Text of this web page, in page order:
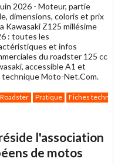
ami
2026 - Moteur, partie
dimensions, coloris et prix
Kawasaki Z125 millésime
: toutes les
et infos
du roadster 125 cc
accessible A1 et
technique Moto-Net.Com.
Roadster Pratique
Fiches
l'association
de motos